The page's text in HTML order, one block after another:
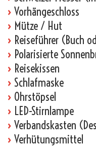
› Vorhängeschloss
› Mütze / Hut
› Reiseführer (Buch
› Polarisierte
› Reisekissen
› Schlafmaske
› Ohrstöpsel
› LED-Stirnlampe
› Verbandskasten
› Verhütungsmittel